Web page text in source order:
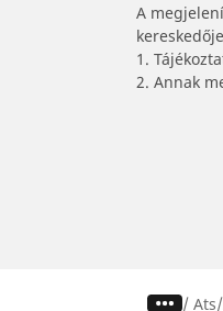
A
1.
2. Annak
/ Ats